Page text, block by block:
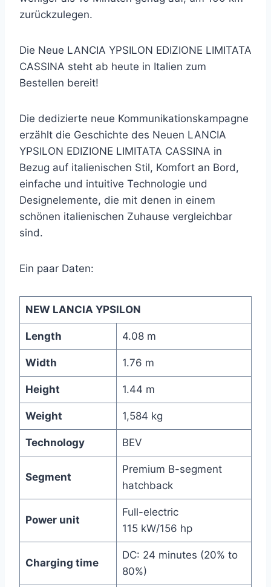
zurückzulegen.
Die Neue LANCIA YPSILON EDIZIONE LIMITATA
CASSINA steht ab heute in Italien zum
Bestellen bereit!
Die dedizierte neue Kommunikationskampagne
erzählt die Geschichte des Neuen LANCIA
YPSILON EDIZIONE LIMITATA CASSINA in
Bezug auf italienischen Stil, Komfort an Bord,
einfache und intuitive Technologie und
Designelemente, die mit denen in einem
schönen italienischen Zuhause vergleichbar
sind.
Ein paar Daten:
NEW LANCIA YPSILON
Length 4.08 m
Width 1.76 m
Height 1.44 m
Weight 1,584 kg
Technology BEV
Segment
Premium B-segment
hatchback
Power unit
Full-electric
115 kW/156 hp
Charging time
DC: 24 minutes (20% to
80%)